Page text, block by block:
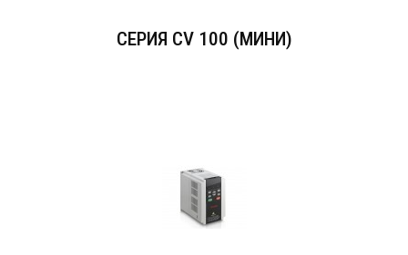
СЕРИЯ СV 100 (МИНИ)